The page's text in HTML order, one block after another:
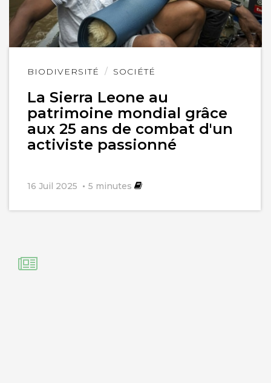
BIODIVERSITÉ SOCIÉTÉ
La Sierra Leone au
patrimoine mondial grâce
aux 25 ans de combat d'un
activiste passionné
16 Juil 2025 5 minutes
Lire